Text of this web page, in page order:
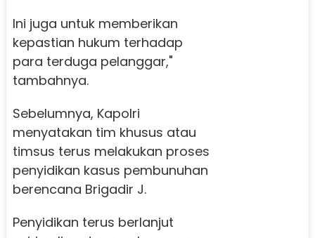
Ini juga untuk memberikan
kepastian hukum terhadap
para terduga pelanggar,"
tambahnya.
Sebelumnya, Kapolri
menyatakan tim khusus atau
timsus terus melakukan proses
penyidikan kasus pembunuhan
berencana Brigadir J.
Penyidikan terus berlanjut